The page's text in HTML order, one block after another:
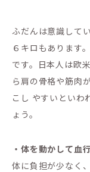
ふだんは意識して
６キロもあります
です。日本人は欧
ら肩の骨格や筋肉
こし やすいといわ
ょう。
・体を動かして血
体に負担が少なく